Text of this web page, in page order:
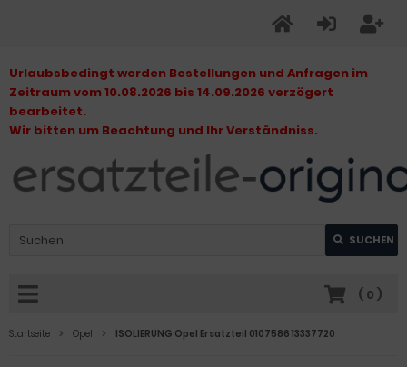
Urlaubsbedingt werden Bestellungen und Anfragen im
Zeitraum vom 10.08.2026 bis 14.09.2026 verzögert
bearbeitet.
Wir bitten um Beachtung und Ihr Verständniss.
SUCHEN
( 0 )
Startseite Opel ISOLIERUNG Opel Ersatzteil 0107586 13337720